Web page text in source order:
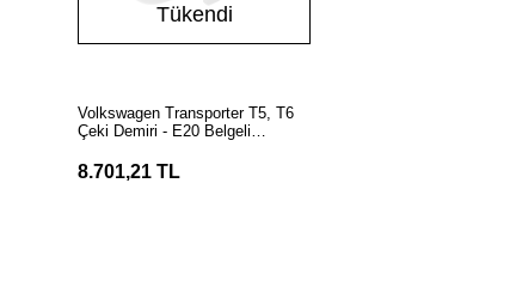
Tükendi
Volkswagen Transporter T5, T6
Çeki Demiri - E20 Belgeli
8.701,21 TL